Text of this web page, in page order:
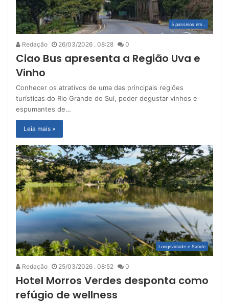
5 passeios em...
Redação 26/03/2026 . 08:28 0
Ciao Bus apresenta a Região Uva e
Vinho
Conhecer os atrativos de uma das principais regiões
turísticas do Rio Grande do Sul, poder degustar vinhos e
espumantes de…
Leia mais »
Longevidade e Saúde
Redação 25/03/2026 . 08:52 0
Hotel Morros Verdes desponta como
refúgio de wellness